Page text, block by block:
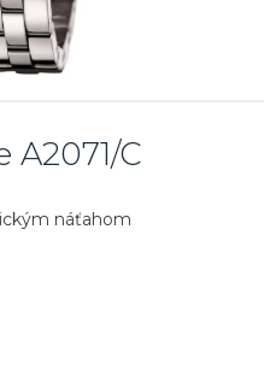
A2071/C
náťahom